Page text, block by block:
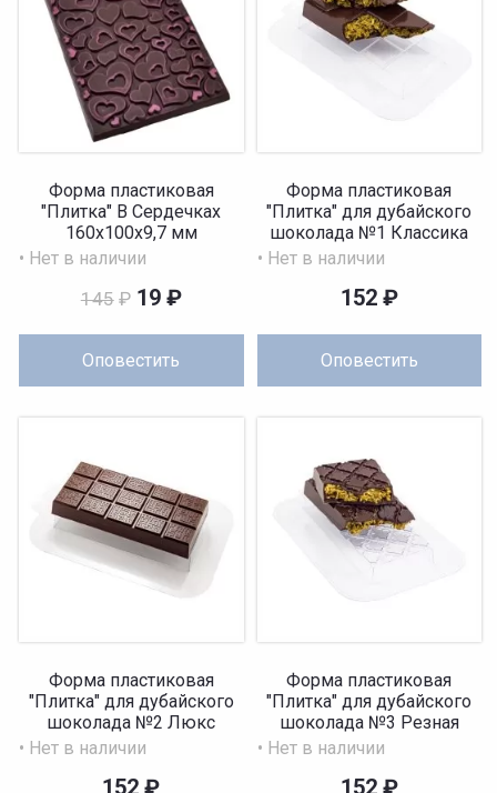
Форма пластиковая
"Плитка" В Сердечках
160х100х9,7 мм
• Нет в наличии
Оповестить
145 ₽ 19 ₽
Форма пластиковая
"Плитка" для дубайского
шоколада №1 Классика
150x70x...
• Нет в наличии
Оповестить
152 ₽
Форма пластиковая
"Плитка" для дубайского
шоколада №2 Люкс
150x70x20 м...
• Нет в наличии
152₽
Форма пластиковая
"Плитка" для дубайского
шоколада №3 Резная
150x70x20...
• Нет в наличии
152 ₽